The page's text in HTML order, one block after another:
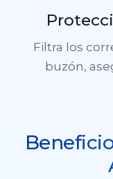
Filtra los
buzón,